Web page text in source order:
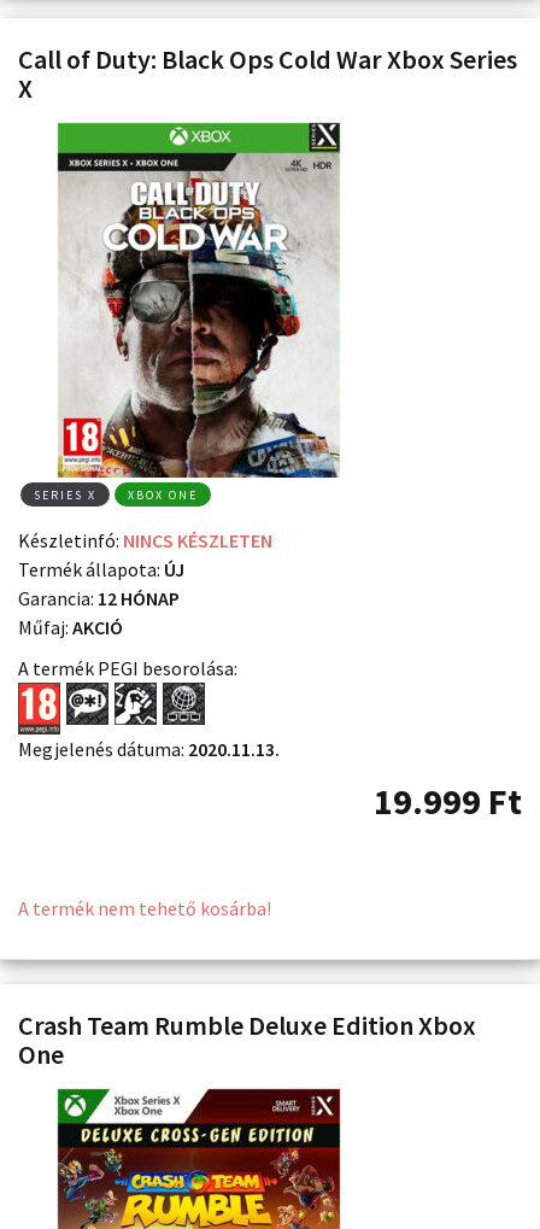
Call of Duty: Black Ops Cold War Xbox Series
X
SERIES X XBOX ONE
Készletinfó: NINCS KÉSZLETEN
Termék állapota: ÚJ
Garancia: 12 HÓNAP
Műfaj: AKCIÓ
A termék PEGI besorolása:
Megjelenés dátuma: 2020.11.13.
19.999 Ft
A termék nem tehető kosárba!
Crash Team Rumble Deluxe Edition Xbox
One